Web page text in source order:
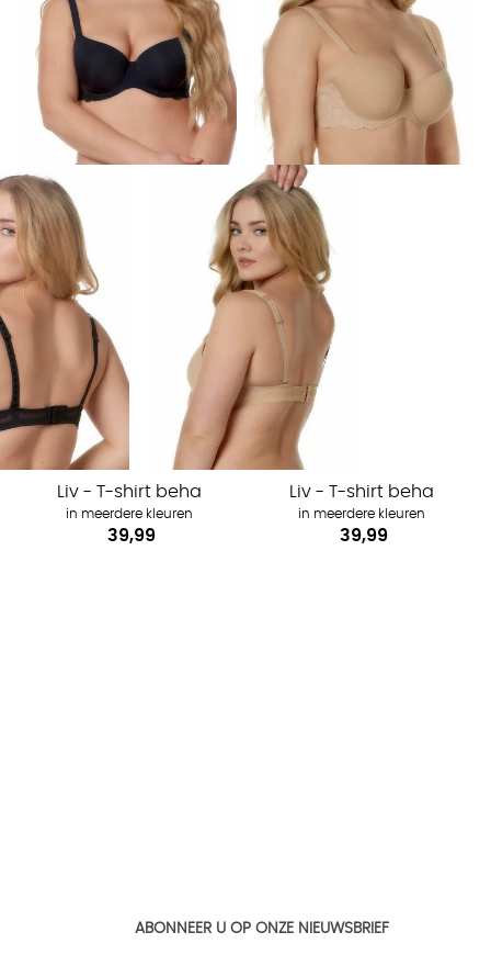
Liv - T-shirt beha
in meerdere kleuren
€ 39,99
Liv - T-shirt beha
in meerdere kleuren
€ 39,99
ABONNEER U OP ONZE NIEUWSBRIEF